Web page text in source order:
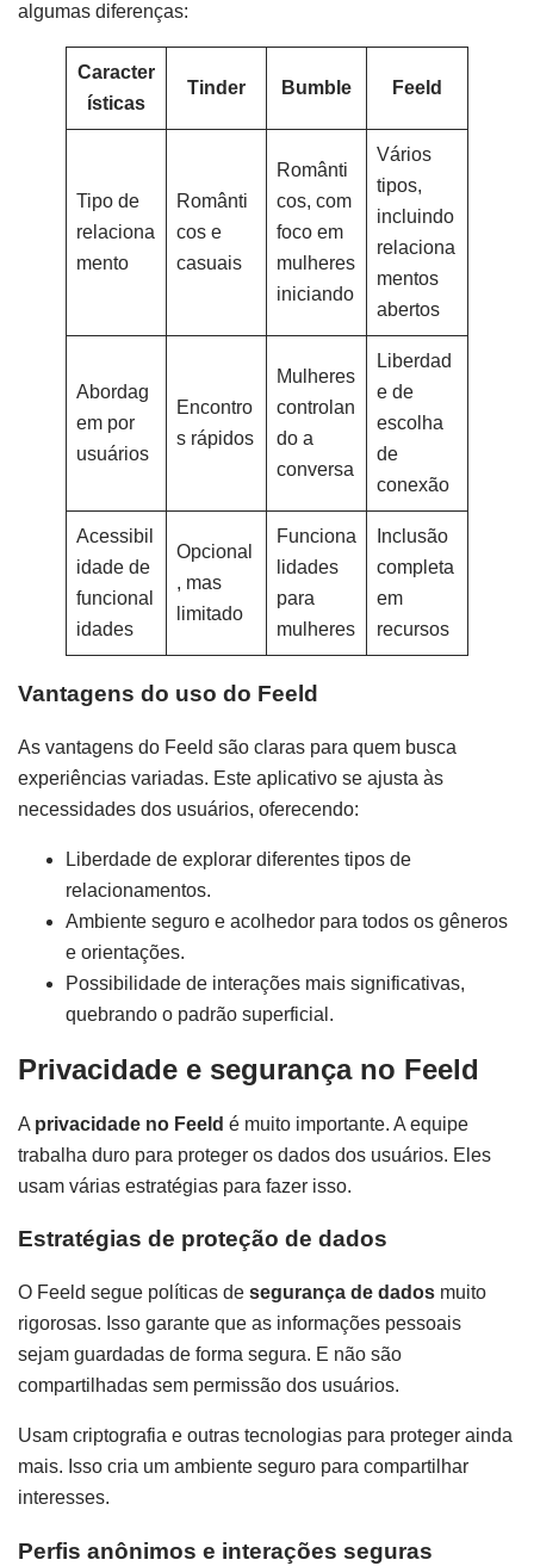
algumas diferenças:
Caracter
ísticas
Tinder Bumble Feeld
Tipo de
relaciona
mento
Românti
cos e
casuais
Românti
cos, com
foco em
mulheres
iniciando
Vários
tipos,
incluindo
relaciona
mentos
abertos
Abordag
em por
usuários
Encontro
s rápidos
Mulheres
controlan
do a
conversa
Liberdad
e de
escolha
de
conexão
Acessibil
idade de
funcional
idades
Opcional
, mas
limitado
Funciona
lidades
para
mulheres
Inclusão
completa
em
recursos
Vantagens do uso do Feeld
As vantagens do Feeld são claras para quem busca
experiências variadas. Este aplicativo se ajusta às
necessidades dos usuários, oferecendo:
Liberdade de explorar diferentes tipos de
relacionamentos.
Ambiente seguro e acolhedor para todos os gêneros
e orientações.
Possibilidade de interações mais significativas,
quebrando o padrão superficial.
Privacidade e segurança no Feeld
A privacidade no Feeld é muito importante. A equipe
trabalha duro para proteger os dados dos usuários. Eles
usam várias estratégias para fazer isso.
Estratégias de proteção de dados
O Feeld segue políticas de segurança de dados muito
rigorosas. Isso garante que as informações pessoais
sejam guardadas de forma segura. E não são
compartilhadas sem permissão dos usuários.
Usam criptografia e outras tecnologias para proteger ainda
mais. Isso cria um ambiente seguro para compartilhar
interesses.
Perfis anônimos e interações seguras